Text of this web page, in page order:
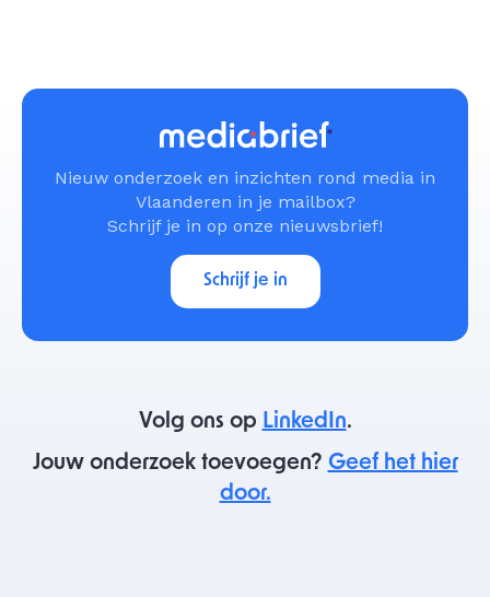
Nieuw onderzoek en inzichten rond media in
Vlaanderen in je mailbox?
Schrijf je in op onze nieuwsbrief!
Schrijf je in
Volg ons op LinkedIn.
Jouw onderzoek toevoegen? Geef het hier
door.